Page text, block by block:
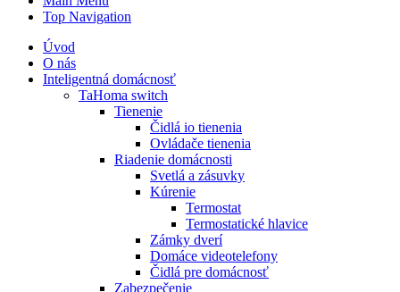
Top Navigation
Úvod
O nás
Inteligentná domácnosť
TaHoma switch
Tienenie
Čidlá io tienenia
Ovládače tienenia
Riadenie domácnosti
Svetlá a zásuvky
Kúrenie
Termostat
Termostatické hlavice
Zámky dverí
Domáce videotelefony
Čidlá pre domácnosť
Zabezpečenie